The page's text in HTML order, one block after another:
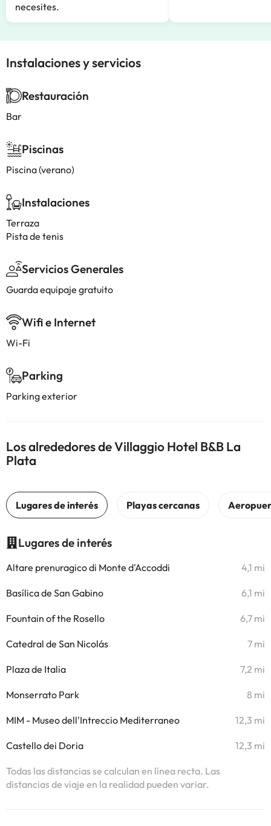
necesites.
Instalaciones y servicios
Restauración
Bar
Piscinas
Piscina (verano)
Instalaciones
Terraza
Pista de tenis
Servicios Generales
Guarda equipaje gratuito
Wifi e Internet
Wi-Fi
Parking
Parking exterior
Los alrededores de Villaggio Hotel B&B La
Plata
Lugares de interés
Altare prenuragico di Monte d'Accoddi 4,1 mi
Basílica de San Gabino 6,1 mi
Fountain of the Rosello 6,7 mi
Catedral de San Nicolás 7 mi
Plaza de Italia 7,2 mi
Monserrato Park 8 mi
MIM - Museo dell'Intreccio Mediterraneo 12,3 mi
Castello dei Doria 12,3 mi
Todas las distancias se calculan en línea recta. Las
distancias de viaje en la realidad pueden variar.